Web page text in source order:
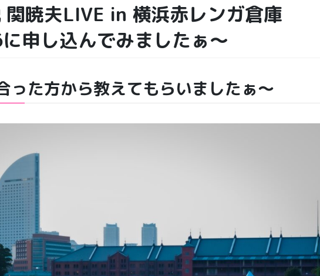
暁夫LIVE in 横浜赤レンガ倉庫
申し込んでみましたぁ〜
った方から教えてもらいましたぁ〜